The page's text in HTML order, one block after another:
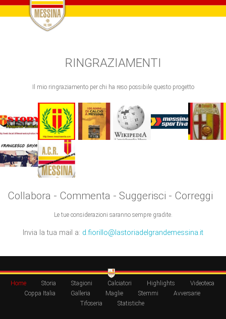
RINGRAZIAMENTI
Il mio ringraziamento per chi ha reso possibile questo progetto
Collabora - Commenta - Suggerisci - Correggi
Le tue considerazioni saranno sempre gradite.
Invia la tua mail a: d.fiorillo@lastoriadelgrandemessina.it
Home Storia Stagioni Calciatori Highlights
Videoteca
Coppa Italia
Galleria Maglie Stemmi
Avversarie
Tifoseria
Statistiche